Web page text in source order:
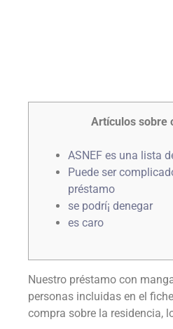
Artículos sobre
ASNEF es una lista
Puede ser
préstamo
se podrí¡ denegar
es caro
Nuestro préstamo con
personas incluidas en el
compra sobre la residencia,